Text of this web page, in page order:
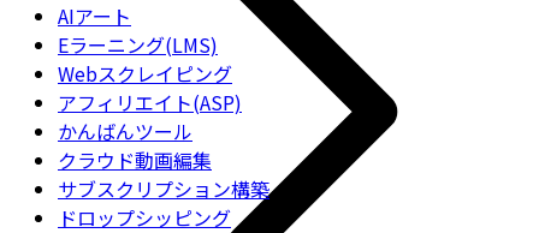
AIアート
Eラーニング(LMS)
Webスクレイピング
アフィリエイト(ASP)
かんばんツール
クラウド動画編集
サブスクリプション構築
ドロップシッピング